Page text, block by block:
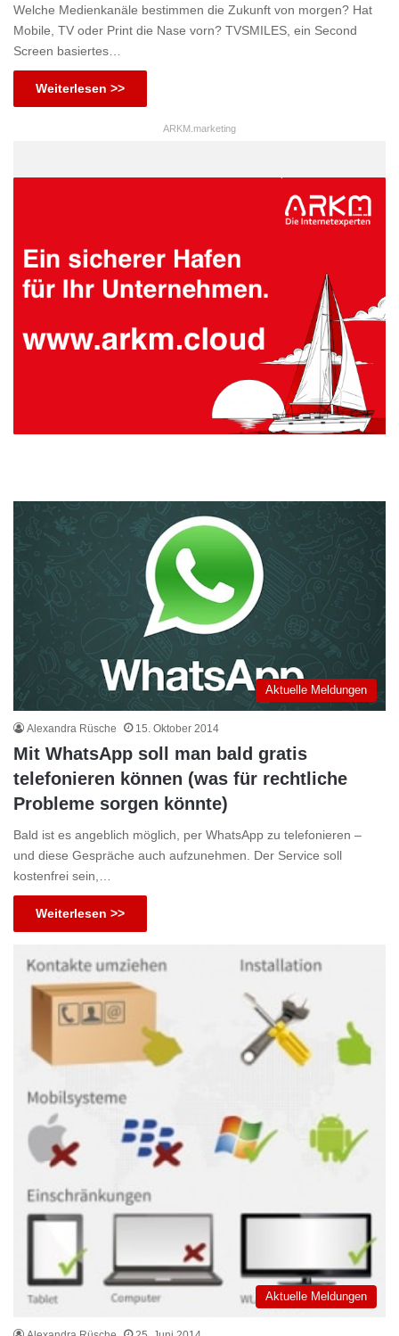
Welche Medienkanäle bestimmen die Zukunft von morgen? Hat
Mobile, TV oder Print die Nase vorn? TVSMILES, ein Second
Screen basiertes…
Weiterlesen >>
ARKM.marketing
Aktuelle Meldungen
Alexandra Rüsche 15. Oktober 2014
Mit WhatsApp soll man bald gratis
telefonieren können (was für rechtliche
Probleme sorgen könnte)
Bald ist es angeblich möglich, per WhatsApp zu telefonieren –
und diese Gespräche auch aufzunehmen. Der Service soll
kostenfrei sein,…
Weiterlesen >>
Aktuelle Meldungen